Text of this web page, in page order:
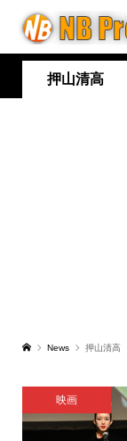
押山清高
News 押山清高
映画